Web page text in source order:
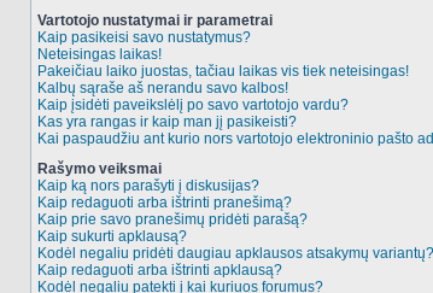
Vartotojo nustatymai ir parametrai
Kaip pasikeisi savo nustatymus?
Neteisingas laikas!
Pakeičiau laiko juostas, tačiau laikas vis tiek neteisingas!
Kalbų sąraše aš nerandu savo kalbos!
Kaip įsidėti paveikslėlį po savo vartotojo vardu?
Kas yra rangas ir kaip man jį pasikeisti?
Kai paspaudžiu ant kurio nors vartotojo elektroninio pašto
Rašymo veiksmai
Kaip ką nors parašyti į diskusijas?
Kaip redaguoti arba ištrinti pranešimą?
Kaip prie savo pranešimų pridėti parašą?
Kaip sukurti apklausą?
Kodėl negaliu pridėti daugiau apklausos atsakymų variantų?
Kaip redaguoti arba ištrinti apklausą?
Kodėl negaliu patekti į kai kuriuos forumus?